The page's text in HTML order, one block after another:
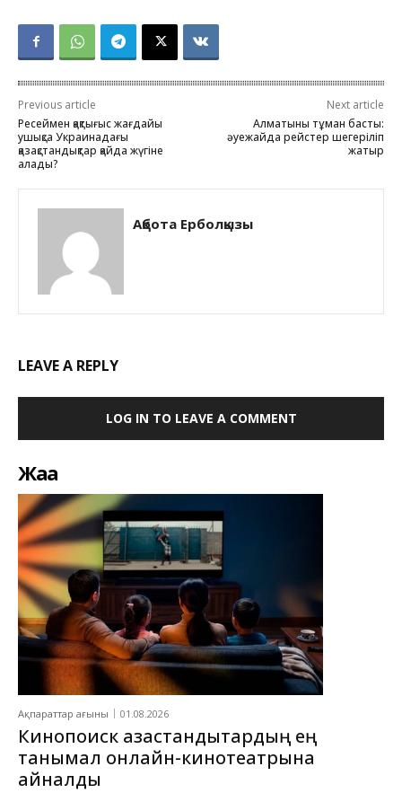
Previous article
Ресеймен қақтығыс жағдайы
ушықса Украинадағы
қазақстандықтар қайда жүгіне
алады?
Next article
Алматыны тұман басты:
әуежайда рейстер шегеріліп
жатыр
Ақбота Ерболқызы
LEAVE A REPLY
LOG IN TO LEAVE A COMMENT
Жаңа
Ақпараттар ағыны 01.08.2026
Кинопоиск қазақстандықтардың ең
танымал онлайн-кинотеатрына
айналды